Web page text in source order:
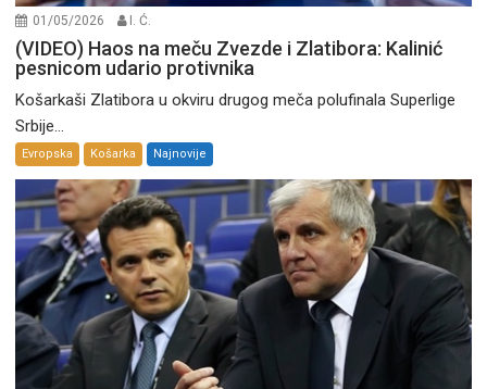
01/05/2026 I. Ć.
(VIDEO) Haos na meču Zvezde i Zlatibora: Kalinić
pesnicom udario protivnika
Košarkaši Zlatibora u okviru drugog meča polufinala Superlige
Srbije...
Evropska Košarka Najnovije